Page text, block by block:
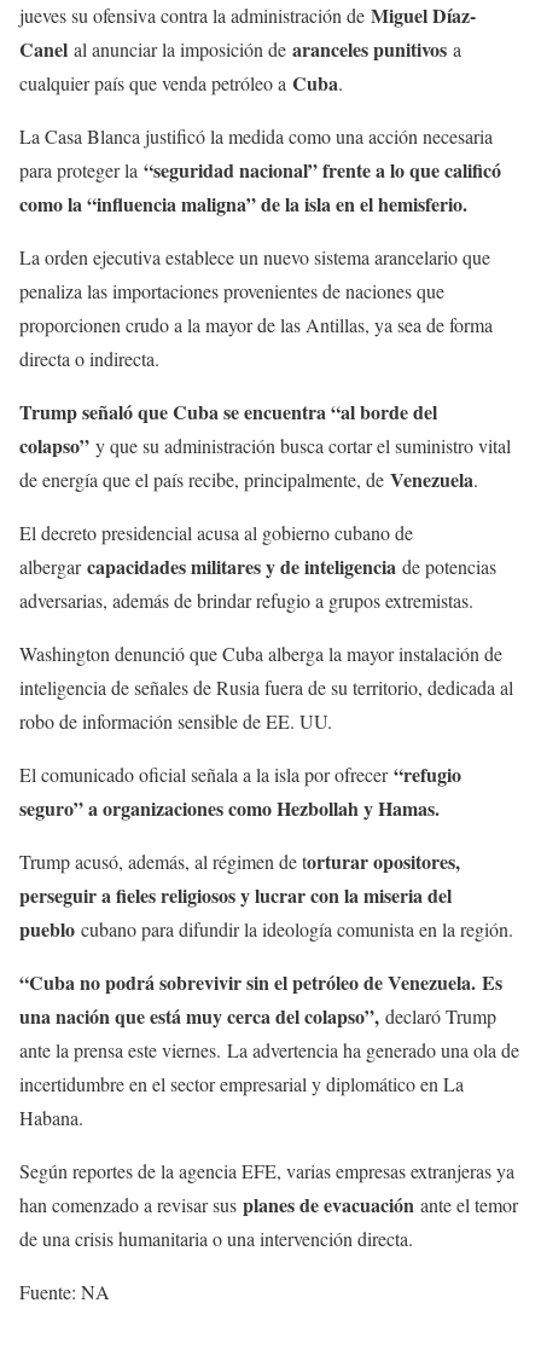
jueves su ofensiva contra la administración de Miguel Díaz-
Canel al anunciar la imposición de aranceles punitivos a
cualquier país que venda petróleo a Cuba.
La Casa Blanca justificó la medida como una acción necesaria
para proteger la “seguridad nacional” frente a lo que calificó
como la “influencia maligna” de la isla en el hemisferio.
La orden ejecutiva establece un nuevo sistema arancelario que
penaliza las importaciones provenientes de naciones que
proporcionen crudo a la mayor de las Antillas, ya sea de forma
directa o indirecta.
Trump señaló que Cuba se encuentra “al borde del
colapso” y que su administración busca cortar el suministro vital
de energía que el país recibe, principalmente, de Venezuela.
El decreto presidencial acusa al gobierno cubano de
albergarcapacidades militares y de inteligencia de potencias
adversarias, además de brindar refugio a grupos extremistas.
Washington denunció que Cuba alberga la mayor instalación de
inteligencia de señales de Rusia fuera de su territorio, dedicada al
robo de información sensible de EE. UU.
El comunicado oficial señala a la isla por ofrecer“refugio
seguro” a organizaciones como Hezbollah y Hamas.
Trump acusó, además, al régimen de torturar opositores,
perseguir a fieles religiosos y lucrar con la miseria del
pueblo cubano para difundir la ideología comunista en la región.
“Cuba no podrá sobrevivir sin el petróleo de Venezuela. Es
una nación que está muy cerca del colapso”, declaró Trump
ante la prensa este viernes. La advertencia ha generado una ola de
incertidumbre en el sector empresarial y diplomático en La
Habana.
Según reportes de la agencia EFE, varias empresas extranjeras ya
han comenzado a revisar sus planes de evacuación ante el temor
de una crisis humanitaria o una intervención directa.
Fuente: NA